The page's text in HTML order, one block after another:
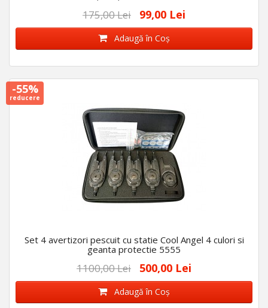
175,00 Lei 99,00 Lei
Adaugă în Coş
-55%
reducere
Set 4 avertizori pescuit cu statie Cool Angel 4 culori si
geanta protectie 5555
1100,00 Lei 500,00 Lei
Adaugă în Coş